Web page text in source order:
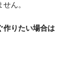
ん。
作りたい場合は